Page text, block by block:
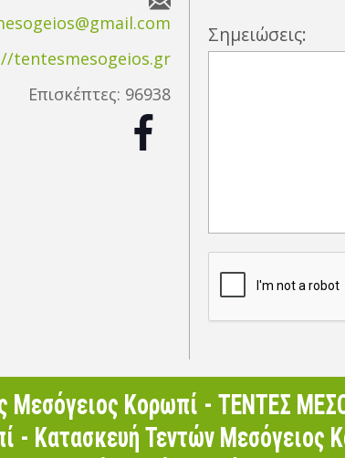
tentesmesogeios.gr
Επισκέπτες: 96938
Σημειώσεις:
Μεσόγειος Κορωπί - ΤΕΝΤΕΣ
- Κατασκευή Τεντών Μεσόγειος